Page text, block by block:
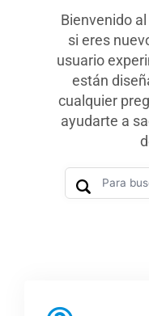
Bienvenido
si eres
usuario
están
cualquier
ayudarte a